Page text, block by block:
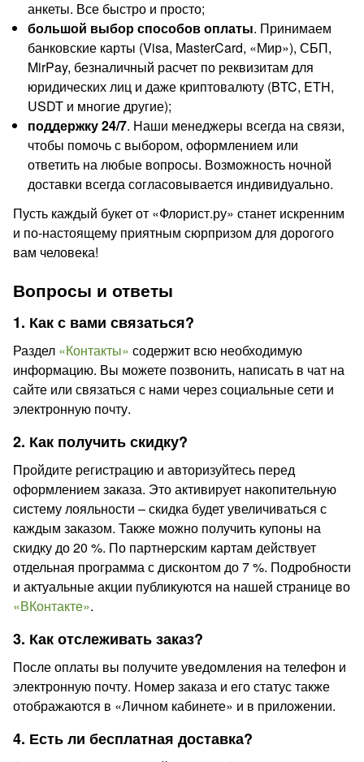
анкеты. Все быстро и просто;
большой выбор способов оплаты. Принимаем
банковские карты (Visa, MasterCard, «Мир»), СБП,
MirPay, безналичный расчет по реквизитам для
юридических лиц и даже криптовалюту (BTC, ETH,
USDT и многие другие);
поддержку 24/7. Наши менеджеры всегда на связи,
чтобы помочь с выбором, оформлением или
ответить на любые вопросы. Возможность ночной
доставки всегда согласовывается индивидуально.
Пусть каждый букет от «Флорист.ру» станет искренним
и по-настоящему приятным сюрпризом для дорогого
вам человека!
Вопросы и ответы
1. Как с вами связаться?
Раздел «Контакты» содержит всю необходимую
информацию. Вы можете позвонить, написать в чат на
сайте или связаться с нами через социальные сети и
электронную почту.
2. Как получить скидку?
Пройдите регистрацию и авторизуйтесь перед
оформлением заказа. Это активирует накопительную
систему лояльности – скидка будет увеличиваться с
каждым заказом. Также можно получить купоны на
скидку до 20 %. По партнерским картам действует
отдельная программа с дисконтом до 7 %. Подробности
и актуальные акции публикуются на нашей странице во
«ВКонтакте».
3. Как отслеживать заказ?
После оплаты вы получите уведомления на телефон и
электронную почту. Номер заказа и его статус также
отображаются в «Личном кабинете» и в приложении.
4. Есть ли бесплатная доставка?